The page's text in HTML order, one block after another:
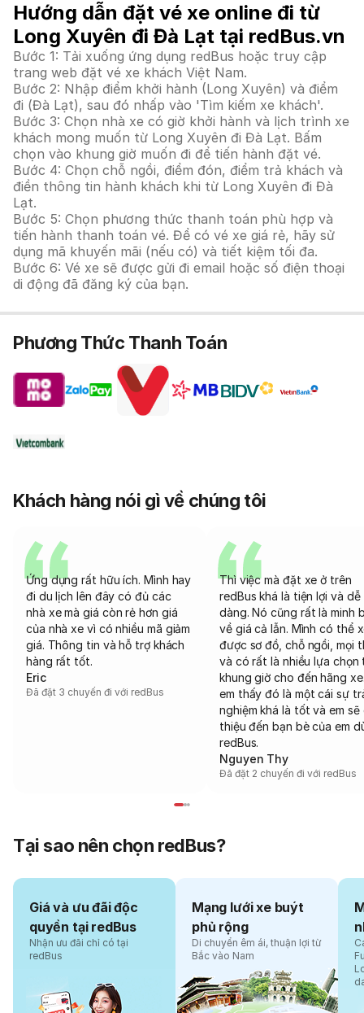
Hướng dẫn đặt vé xe online đi từ
Long Xuyên đi Đà Lạt tại redBus.vn
Bước 1: Tải xuống ứng dụng redBus hoặc truy cập
trang web đặt vé xe khách Việt Nam.
Bước 2: Nhập điểm khởi hành (Long Xuyên) và điểm
đi (Đà Lạt), sau đó nhấp vào 'Tìm kiếm xe khách'.
Bước 3: Chọn nhà xe có giờ khởi hành và lịch trình xe
khách mong muốn từ Long Xuyên đi Đà Lạt. Bấm
chọn vào khung giờ muốn đi để tiến hành đặt vé.
Bước 4: Chọn chỗ ngồi, điểm đón, điểm trả khách và
điền thông tin hành khách khi từ Long Xuyên đi Đà
Lạt.
Bước 5: Chọn phương thức thanh toán phù hợp và
tiến hành thanh toán vé. Để có vé xe giá rẻ, hãy sử
dụng mã khuyến mãi (nếu có) và tiết kiệm tối đa.
Bước 6: Vé xe sẽ được gửi đi email hoặc số điện thoại
di động đã đăng ký của bạn.
Phương Thức Thanh Toán
Khách hàng nói gì về chúng tôi
Ứng dụng rất hữu ích. Mình hay
đi du lịch lên đây có đủ các
nhà xe mà giá còn rẻ hơn giá
của nhà xe vì có nhiều mã giảm
giá. Thông tin và hỗ trợ khách
hàng rất tốt.
Eric
Đã đặt 3 chuyến đi với redBus
Thì việc mà đặt xe ở trên
redBus khá là tiện lợi và dễ
dàng. Nó cũng rất là minh
về giá cả lẫn. Mình có thể
được sơ đồ, chỗ ngồi, mọi
và có rất là nhiều lựa chọn
khung giờ cho đến hãng
em thấy đó là một cái sự
nghiệm khá là tốt và em sẽ
thiệu đến bạn bè của em
redBus.
Nguyen Thy
Đã đặt 2 chuyến đi với redBus
Tại sao nên chọn redBus?
Giá và ưu đãi độc
quyền tại redBus
Nhận ưu đãi chỉ có tại
redBus
Mạng lưới xe buýt
phủ rộng
Di chuyển êm ái, thuận lợi từ
Bắc vào Nam